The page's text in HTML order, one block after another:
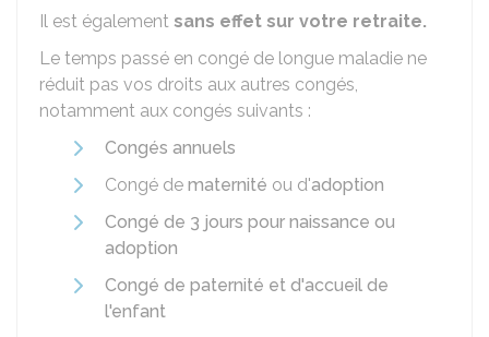
Il est également sans effet sur votre retraite.
Le temps passé en congé de longue maladie ne
réduit pas vos droits aux autres congés,
notamment aux congés suivants :
Congés annuels
Congé de maternité ou d'adoption
Congé de 3 jours pour naissance ou
adoption
Congé de paternité et d'accueil de
l'enfant